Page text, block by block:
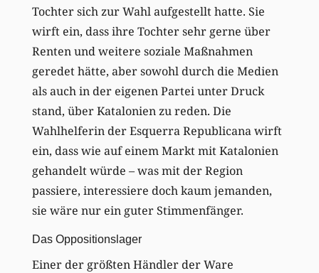
Tochter sich zur Wahl aufgestellt hatte. Sie
wirft ein, dass ihre Tochter sehr gerne über
Renten und weitere soziale Maßnahmen
geredet hätte, aber sowohl durch die Medien
als auch in der eigenen Partei unter Druck
stand, über Katalonien zu reden. Die
Wahlhelferin der Esquerra Republicana wirft
ein, dass wie auf einem Markt mit Katalonien
gehandelt würde – was mit der Region
passiere, interessiere doch kaum jemanden,
sie wäre nur ein guter Stimmenfänger.
Das Oppositionslager
Einer der größten Händler der Ware